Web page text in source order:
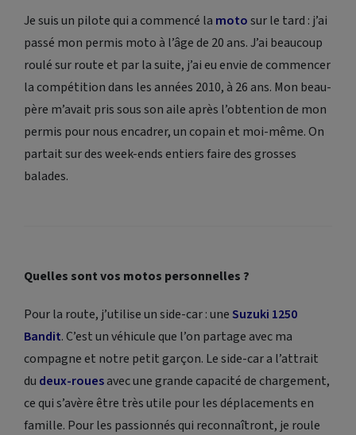
Je suis un pilote qui a commencé la motosur le tard : j’ai
passé mon permis moto à l’âge de 20 ans. J’ai beaucoup
roulé sur route et par la suite, j’ai eu envie de commencer
la compétition dans les années 2010, à 26 ans. Mon beau-
père m’avait pris sous son aile après l’obtention de mon
permis pour nous encadrer, un copain et moi-même. On
partait sur des week-ends entiers faire des grosses
balades.
Quelles sont vos motos personnelles ?
Pour la route, j’utilise un side-car : uneSuzuki 1250
Bandit. C’est un véhicule que l’on partage avec ma
compagne et notre petit garçon. Le side-car a l’attrait
du deux-rouesavec une grande capacité de chargement,
ce qui s’avère être très utile pour les déplacements en
famille. Pour les passionnés qui reconnaîtront, je roule